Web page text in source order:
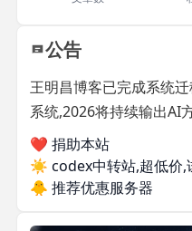
公告
王明昌博客已完成系统
系统,2026将持续输出AI
❤️ 捐助本站
☀️ codex中转站,超低价,
🐥 推荐优惠服务器